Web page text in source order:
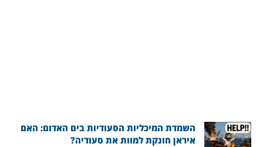
השמדת המיכליות הסעודיות בים האדום: האם
איראן חונקת למוות את סעודיה?